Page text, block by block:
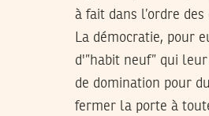
à fait dans l’ordre
La démocratie, pour
d'”habit neuf” qui
de domination pour
fermer la porte à